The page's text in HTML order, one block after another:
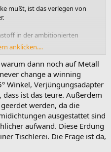
mußt, ist das verlegen von
in der ambitionierten
eher der, dass ich nicht wußte
und Sinn macht.
dann werde ich irgendwann
und Bandsäge.
gar nicht wie z.B die
anklicken....
dann noch auf Metall
change a winning
Winkel, Verjüngungsadapter
ist das teure. Außerdem
werden, da die
ausgestattet sind
aufwand. Diese Erdung
Tischlerei. Die Frage ist da,